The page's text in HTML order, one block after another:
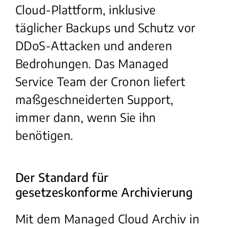
Cloud-Plattform, inklusive
täglicher Backups und Schutz vor
DDoS-Attacken und anderen
Bedrohungen. Das Managed
Service Team der Cronon liefert
maßgeschneiderten Support,
immer dann, wenn Sie ihn
benötigen.
Der Standard für
gesetzeskonforme Archivierung
Mit dem Managed Cloud Archiv in